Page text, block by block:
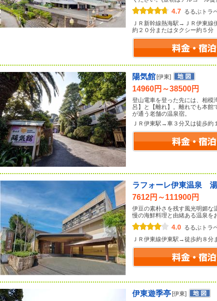
4.7 るるぶトラ
ＪＲ新幹線熱海駅→ＪＲ伊東
約２０分またはタクシー約５分
陽気館 [伊東]
14960円～38500円
登山電車を登った先には、相模
呂】と【離れ】。離れでも本館
が通う老舗の温泉宿。
ＪＲ伊東駅→車３分又は徒歩
ラフォーレ伊東温泉
7612円～111900円
伊豆の素朴さを残す風光明媚な
慢の海鮮料理と由緒ある温泉を
4.0 るるぶトラ
ＪＲ伊東線伊東駅→徒歩約８分
伊東遊季亭 [伊東]